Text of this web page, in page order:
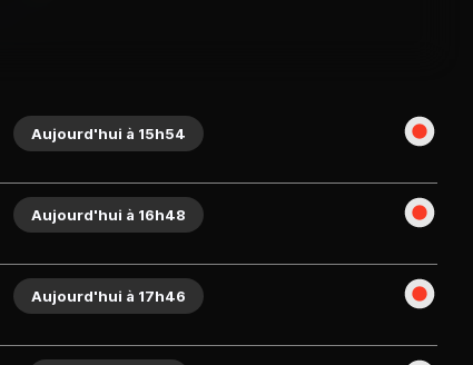
Aujourd'hui à 15h54
Aujourd'hui à 16h48
Aujourd'hui à 17h46